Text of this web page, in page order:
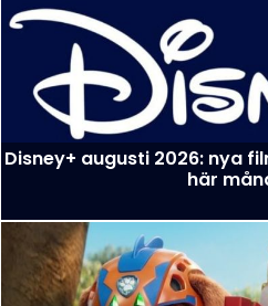
Disney+ augusti 2026: nya
här